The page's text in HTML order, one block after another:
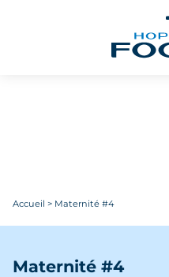
Accueil > Maternité #4
Maternité #4